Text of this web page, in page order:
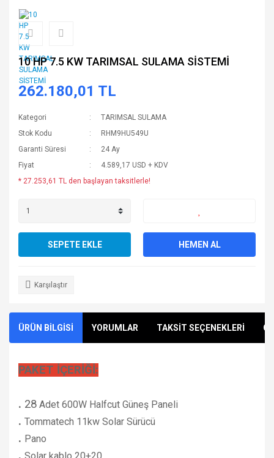
10 HP 7.5 KW TARIMSAL SULAMA SİSTEMİ
262.180,01 TL
Kategori
TARIMSAL SULAMA
Stok Kodu
RHM9HU549U
Garanti Süresi
24 Ay
Fiyat
4.589,17 USD + KDV
* 27.253,61 TL den başlayan taksitlerle!
SEPETE EKLE HEMEN AL
Karşılaştır
ÜRÜN BİLGİSİ YORUMLAR TAKSİT SEÇENEKLERİ
PAKET İÇERİĞİ:
. 28 Adet 600W Halfcut Güneş Paneli
. Tommatech 11kw Solar Sürücü
. Pano